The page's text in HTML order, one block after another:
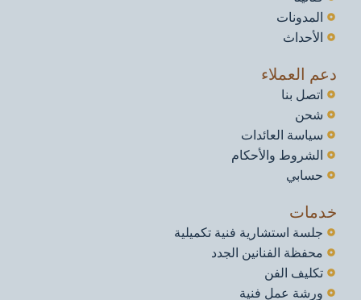
المدونات
الأحداث
العملاء
اتصل بنا
شحن
سياسة العائدات
الشروط والأحكام
حسابي
جلسة استشارية فنية تكميلية
محفظة الفنانين الجدد
تكليف الفن
ورشة عمل فنية